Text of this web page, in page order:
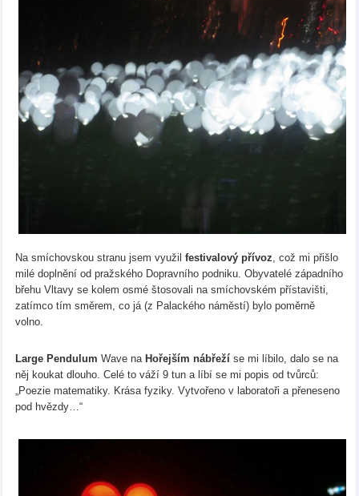
Na smíchovskou stranu jsem využil festivalový přívoz , což mi přišlo
milé doplnění od pražského Dopravního podniku. Obyvatelé západního
břehu Vltavy se kolem osmé štosovali na smíchovském přístavišti,
zatímco tím směrem, co já (z Palackého náměstí) bylo poměrně
volno.
Large Pendulum Wave na Hořejším nábřeží se mi líbilo, dalo se na
něj koukat dlouho. Celé to váží 9 tun a líbí se mi popis od tvůrců:
„Poezie matematiky. Krása fyziky. Vytvořeno v laboratoři a přeneseno
pod hvězdy…“